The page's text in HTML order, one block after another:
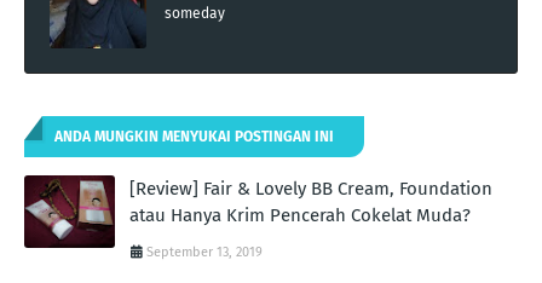
someday
ANDA MUNGKIN MENYUKAI POSTINGAN INI
[Review] Fair & Lovely BB Cream, Foundation
atau Hanya Krim Pencerah Cokelat Muda?
September 13, 2019